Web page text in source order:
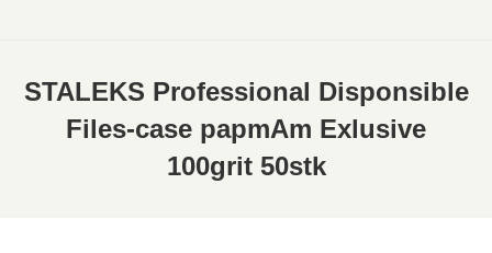
STALEKS Professional Disponsible
Files-case papmAm Exlusive
100grit 50stk